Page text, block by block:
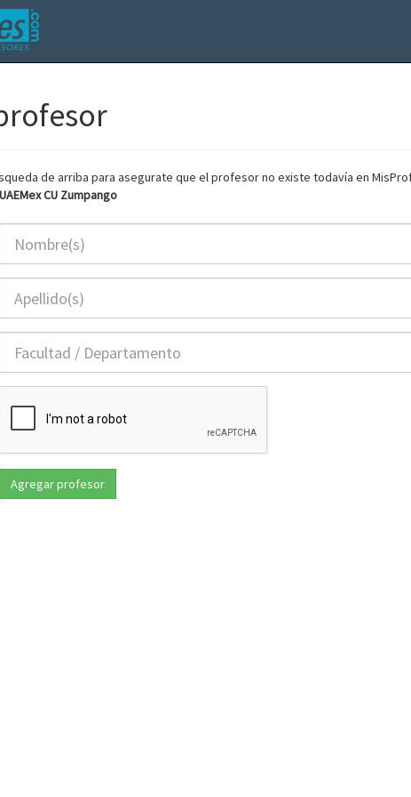
de arriba para asegurate que el profesor no existe todavía en
UAEMex CU Zumpango